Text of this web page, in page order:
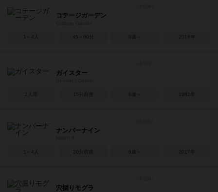
コテージガーデン
1～4人 45～60分 8歳～ 2016年
ガイスター
2人用 15分前後 6歳～ 1982年
ナンバーナイン
1～4人 20分前後 8歳～ 2017年
穴掘りモグラ